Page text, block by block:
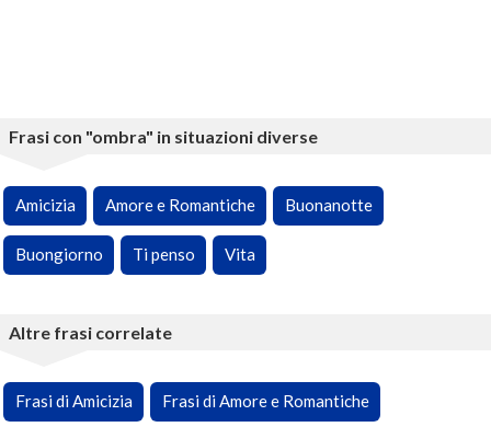
Frasi con "ombra" in situazioni diverse
Amicizia Amore e Romantiche Buonanotte
Buongiorno Ti penso Vita
Altre frasi correlate
Frasi di Amicizia Frasi di Amore e Romantiche